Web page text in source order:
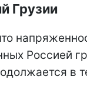
Грузии
Россией
в